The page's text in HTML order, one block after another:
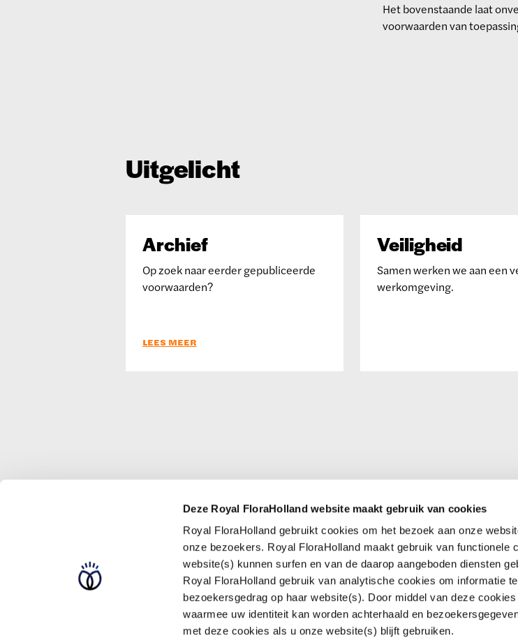
Deze Royal FloraHolland website maakt gebruik van cookies
Royal FloraHolland gebruikt cookies om het bezoek aan onze
onze bezoekers. Royal FloraHolland maakt gebruik van functionele
website(s) kunnen surfen en van de daarop aangeboden diensten
Royal FloraHolland gebruik van analytische cookies om informatie
bezoekersgedrag op haar website(s). Door middel van deze
waarmee uw identiteit kan worden achterhaald en
met deze cookies als u onze website(s) blijft gebruiken.
Het bovenstaande laat
voorwaarden van
Uitgelicht
Archief
Op zoek naar eerder gepubliceerde
voorwaarden?
LEES MEER
Veiligheid
Samen werken we aan een
werkomgeving.
Storingen/gepland onderhoud
Royal FloraHolland apps
Pers en Media
Aanmelden nieuwsbrief
Intranet Royal FloraHolland
Service en contact
Hulp op afstand
Whatsapp
Contactformulier
Locaties